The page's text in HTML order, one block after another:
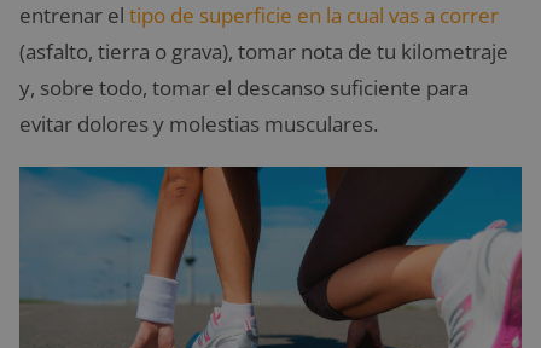
entrenar el tipo de superficie en la cual vas a correr
(asfalto, tierra o grava), tomar nota de tu kilometraje
y, sobre todo, tomar el descanso suficiente para
evitar dolores y molestias musculares.